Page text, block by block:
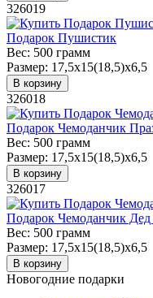
326019
Подарок Пушистик
Вес: 500 грамм
Размер: 17,5х15(18,5)х6,5
В корзину
326018
Подарок Чемоданчик
Вес: 500 грамм
Размер: 17,5х15(18,5)х6,5
В корзину
326017
Подарок Чемоданчик
Вес: 500 грамм
Размер: 17,5х15(18,5)х6,5
В корзину
Новогодние подарки